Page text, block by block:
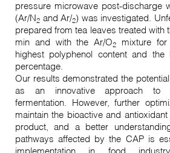
pressure microwave post-discharge
(Ar/N
2
and Ar/
2
) was investigated.
prepared from tea leaves treated with
min and with the Ar/O
2
mixture for
highest polyphenol content and the
percentage.
Our results demonstrated the
as an innovative approach to
fermentation. However, further
maintain the bioactive and antioxidant
product, and a better
pathways affected by the CAP is
implementation in food